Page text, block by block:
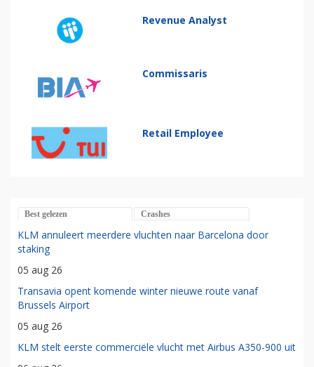
Revenue Analyst
Commissaris
Retail Employee
Best gelezen Crashes
KLM annuleert meerdere vluchten naar Barcelona door
staking
05 aug 26
Transavia opent komende winter nieuwe route vanaf
Brussels Airport
05 aug 26
KLM stelt eerste commerciële vlucht met Airbus A350-900 uit